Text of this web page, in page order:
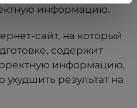
информацию.
сайт, на который
содержит
информацию,
результат на